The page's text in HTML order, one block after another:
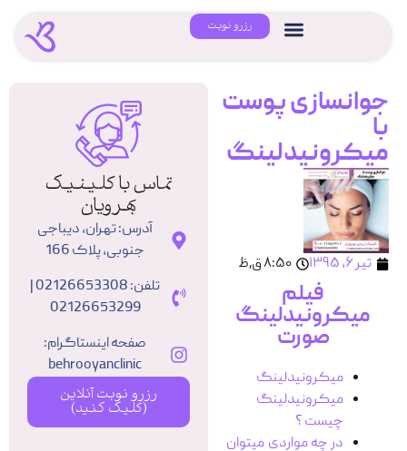
رزرو نوبت
جوانسازی پوست
با
میکرونیدلینگ
تیر ۶, ۱۳۹۵ ۸:۵۰ ق٫ظ
فیلم
میکرونیدلینگ
صورت
میکرونیدلینگ
میکرونیدلینگ
چیست ؟
در چه مواردی میتوان
تماس با کلینیک
بهرویان
آدرس: تهران، دیباجی
جنوبی، پلاک 166
02126653299
صفحه اینستاگرام:
behrooyanclinic
رزرو نوبت آنلاین
(کلیک کنید)